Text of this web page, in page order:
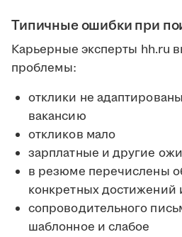
Типичные ошибки при
Карьерные эксперты hh.ru
проблемы:
отклики не
вакансию
откликов мало
зарплатные и другие
в резюме перечислены
конкретных достижений
сопроводительного
шаблонное и слабое